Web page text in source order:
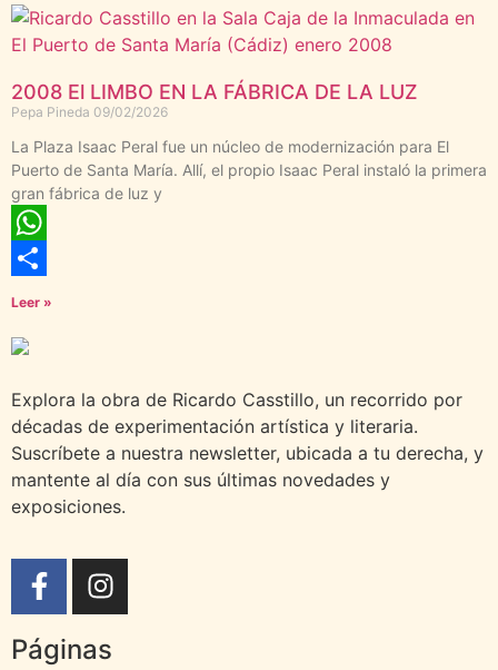
2008 El LIMBO EN LA FÁBRICA DE LA LUZ
Pepa Pineda 09/02/2026
La Plaza Isaac Peral fue un núcleo de modernización para El
Puerto de Santa María. Allí, el propio Isaac Peral instaló la primera
gran fábrica de luz y
WhatsApp
Compartir
Leer »
Explora la obra de Ricardo Casstillo, un recorrido por
décadas de experimentación artística y literaria.
Suscríbete a nuestra newsletter, ubicada a tu derecha, y
mantente al día con sus últimas novedades y
exposiciones.
Páginas